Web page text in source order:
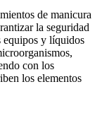
de manicura
la seguridad
equipos y líquidos
con los
los elementos